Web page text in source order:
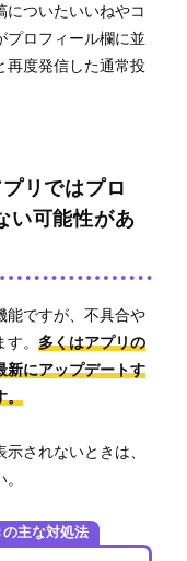
についたいいねやコ
プロフィール欄に並
再度発信した通常投
リではプロ
い可能性があ
能ですが、不具合や
。 多くはアプリの
新にアップデートす
。
されないときは、
主な対処法